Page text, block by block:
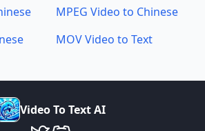
MPEG Video to Chinese
MOV Video to Text
VideoToTextAI